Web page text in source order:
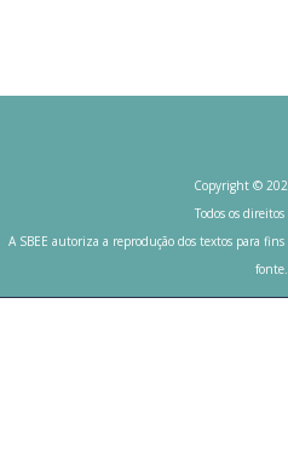
Copyright ©
Todos os direitos
A SBEE autoriza a reprodução dos textos para
fonte.